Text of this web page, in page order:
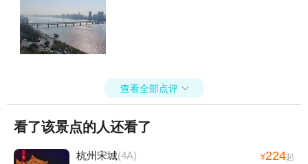
查看全部点评 
看了该景点的人还看了
杭州宋城(4A) ¥224起